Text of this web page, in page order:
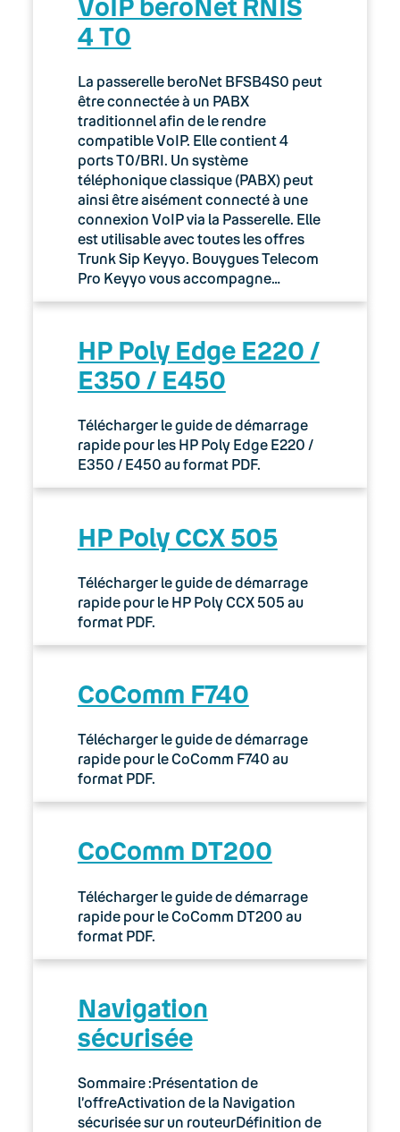
4 T0
La passerelle beroNet BFSB4S0 peut
être connectée à un PABX
traditionnel afin de le rendre
compatible VoIP. Elle contient 4
ports T0/BRI. Un système
téléphonique classique (PABX) peut
ainsi être aisément connecté à une
connexion VoIP via la Passerelle. Elle
est utilisable avec toutes les offres
Trunk Sip Keyyo. Bouygues Telecom
Pro Keyyo vous accompagne…
HP Poly Edge E220 /
E350 / E450
Télécharger le guide de démarrage
rapide pour les HP Poly Edge E220 /
E350 / E450 au format PDF.
HP Poly CCX 505
Télécharger le guide de démarrage
rapide pour le HP Poly CCX 505 au
format PDF.
CoComm F740
Télécharger le guide de démarrage
rapide pour le CoComm F740 au
format PDF.
CoComm DT200
Télécharger le guide de démarrage
rapide pour le CoComm DT200 au
format PDF.
Navigation
sécurisée
Sommaire :Présentation de
l’offreActivation de la Navigation
sécurisée sur un routeurDéfinition de